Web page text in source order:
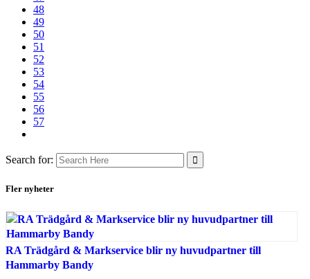
48
49
50
51
52
53
54
55
56
57
Search for:
Fler nyheter
RA Trädgård & Markservice blir ny huvudpartner till
Hammarby Bandy